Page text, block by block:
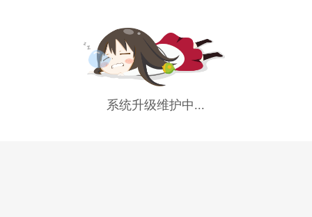
系统升级维护中...